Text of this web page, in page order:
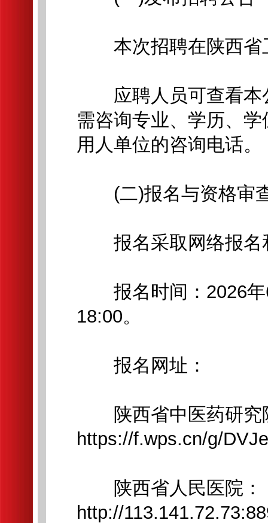
本次招聘在陕西省
应聘人员可查看本
需咨询专业、学历、
用人单位的咨询电话。
(二)报名与资格审
报名采取网络报名
报名时间：2026年6
18:00。
报名网址：
陕西省中医药研究
https://f.wps.cn/g/
陕西省人民医院：
http://